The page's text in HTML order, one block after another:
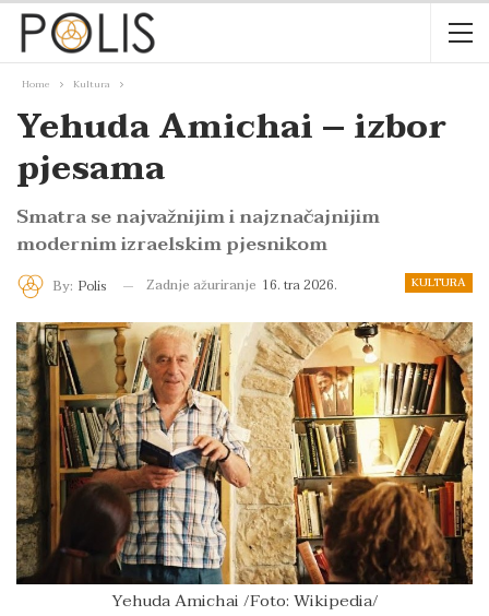
Home Kultura
Yehuda Amichai – izbor
pjesama
Smatra se najvažnijim i najznačajnijim
modernim izraelskim pjesnikom
KULTURA
By: Polis Zadnje ažuriranje 16. tra 2026.
Yehuda Amichai /Foto: Wikipedia/